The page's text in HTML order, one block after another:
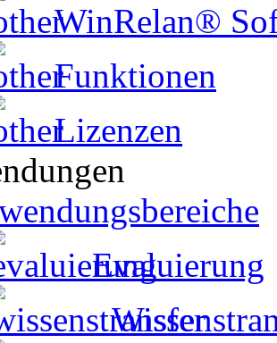
WinRelan®
Funktionen
Lizenzen
Evaluierung